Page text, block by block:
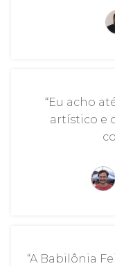
“Eu acho
artístico e
“A Babilônia